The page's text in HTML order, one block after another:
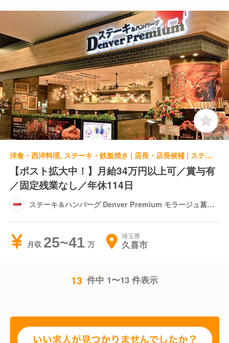
洋食・西洋料理, ステーキ・鉄板焼き | 店長・店長候補 | ステーキ＆ハンバーグ Denver Premium モラージュ菖蒲店
【ポスト拡大中！】月給34万円以上可／賞与有
／固定残業なし／年休114日
ステーキ＆ハンバーグ Denver Premium モラージュ菖蒲
月収 25~41 埼玉県
久喜市
13 件中 1〜13 件表示